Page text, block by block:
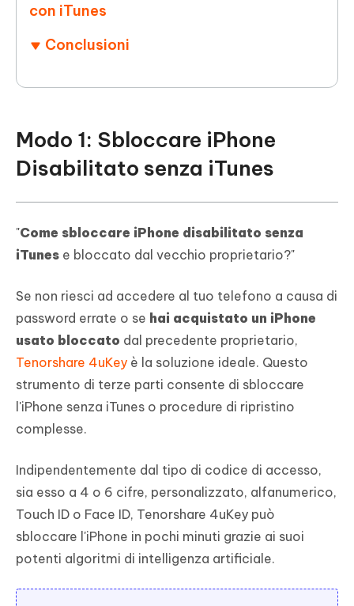
con iTunes
Conclusioni
Modo 1: Sbloccare iPhone
Disabilitato senza iTunes
"Come sbloccare iPhone disabilitato senza
iTunes e bloccato dal vecchio proprietario?"
Se non riesci ad accedere al tuo telefono a causa di
password errate o se hai acquistato un iPhone
usato bloccato dal precedente proprietario,
Tenorshare 4uKey è la soluzione ideale. Questo
strumento di terze parti consente di sbloccare
l'iPhone senza iTunes o procedure di ripristino
complesse.
Indipendentemente dal tipo di codice di accesso,
sia esso a 4 o 6 cifre, personalizzato, alfanumerico,
Touch ID o Face ID, Tenorshare 4uKey può
sbloccare l'iPhone in pochi minuti grazie ai suoi
potenti algoritmi di intelligenza artificiale.